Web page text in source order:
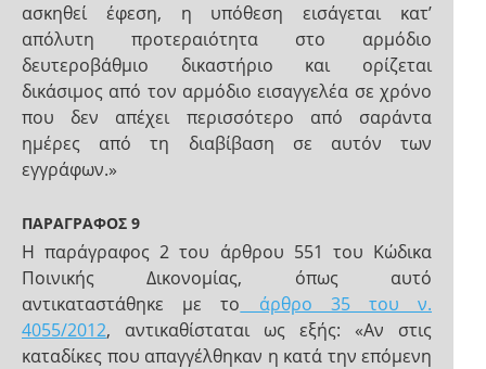
ασκηθεί έφεση, η υπόθεση εισάγεται κατ’
απόλυτη προτεραιότητα στο αρμόδιο
δευτεροβάθμιο δικαστήριο και ορίζεται
δικάσιμος από τον αρμόδιο εισαγγελέα σε χρόνο
που δεν απέχει περισσότερο από σαράντα
ημέρες από τη διαβίβαση σε αυτόν των
εγγράφων.»
ΠΑΡΑΓΡΑΦΟΣ 9
Η παράγραφος 2 του άρθρου 551 του Κώδικα
Ποινικής Δικονομίας, όπως αυτό
αντικαταστάθηκε με το άρθρο 35 του ν.
4055/2012, αντικαθίσταται ως εξής: «Αν στις
καταδίκες που απαγγέλθηκαν η κατά την επόμενη